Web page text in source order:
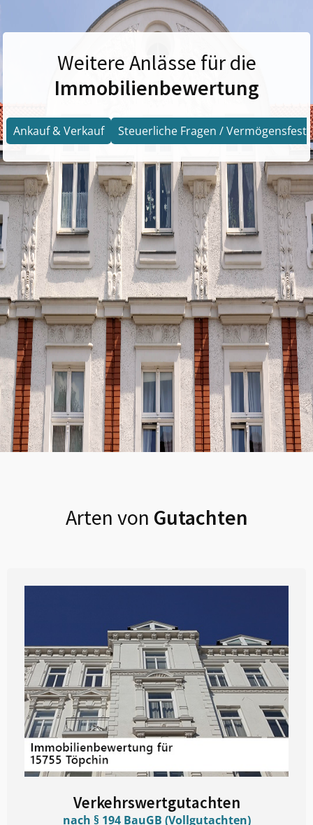
Weitere Anlässe für die
Immobilienbewertung
Ankauf & Verkauf Steuerliche Fragen /
Arten von Gutachten
Verkehrswertgutachten
nach § 194 BauGB (Vollgutachten)